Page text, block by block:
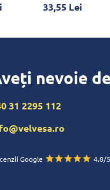
33,55 Lei
nevoie
31 2295 112
Google 4.8/5